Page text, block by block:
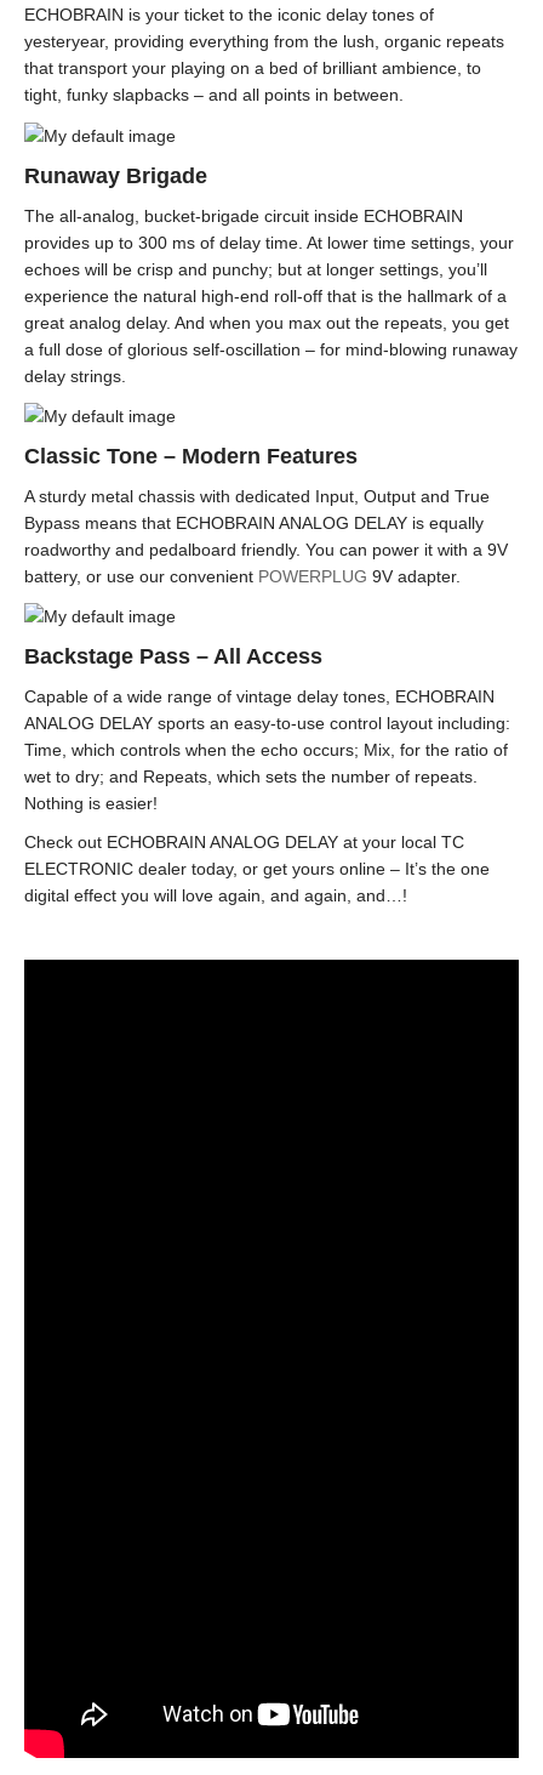
ECHOBRAIN is your ticket to the iconic delay tones of
yesteryear, providing everything from the lush, organic repeats
that transport your playing on a bed of brilliant ambience, to
tight, funky slapbacks – and all points in between.
Runaway Brigade
The all-analog, bucket-brigade circuit inside ECHOBRAIN
provides up to 300 ms of delay time. At lower time settings, your
echoes will be crisp and punchy; but at longer settings, you’ll
experience the natural high-end roll-off that is the hallmark of a
great analog delay. And when you max out the repeats, you get
a full dose of glorious self-oscillation – for mind-blowing runaway
delay strings.
Classic Tone – Modern Features
A sturdy metal chassis with dedicated Input, Output and True
Bypass means that ECHOBRAIN ANALOG DELAY is equally
roadworthy and pedalboard friendly. You can power it with a 9V
battery, or use our convenient POWERPLUG 9V adapter.
Backstage Pass – All Access
Capable of a wide range of vintage delay tones, ECHOBRAIN
ANALOG DELAY sports an easy-to-use control layout including:
Time, which controls when the echo occurs; Mix, for the ratio of
wet to dry; and Repeats, which sets the number of repeats.
Nothing is easier!
Check out ECHOBRAIN ANALOG DELAY at your local TC
ELECTRONIC dealer today, or get yours online – It’s the one
digital effect you will love again, and again, and…!